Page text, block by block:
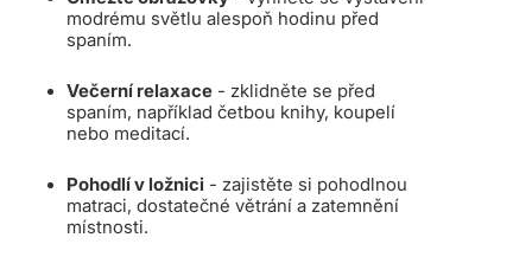
modrému světlu alespoň hodinu před
spaním.
Večerní relaxace - zklidněte se před
spaním, například četbou knihy, koupelí
nebo meditací.
Pohodlí v ložnici - zajistěte si pohodlnou
matraci, dostatečné větrání a zatemnění
místnosti.